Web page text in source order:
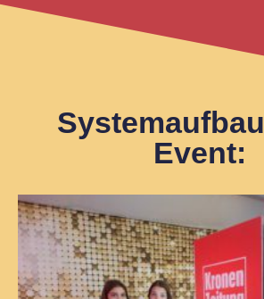
Event: